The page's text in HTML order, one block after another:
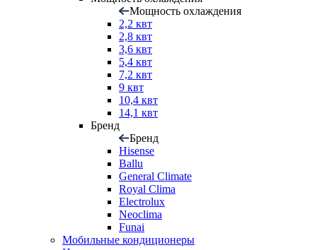
Мощность охлаждения
2,2 квт
2,8 квт
3,6 квт
5,4 квт
7,2 квт
9 квт
10,4 квт
14,1 квт
Бренд
Бренд
Hisense
Ballu
General Climate
Royal Clima
Electrolux
Neoclima
Funai
Мобильные кондиционеры